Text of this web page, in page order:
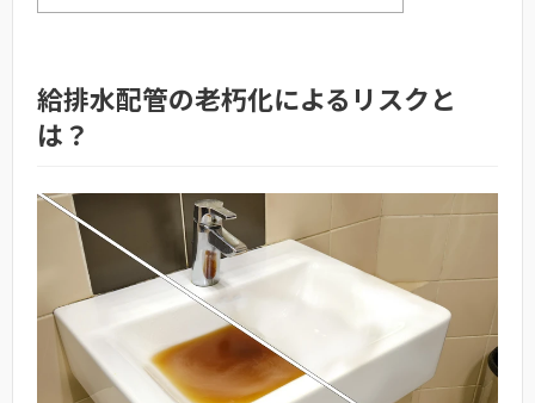
給排水配管の老朽化によるリスクと
は？